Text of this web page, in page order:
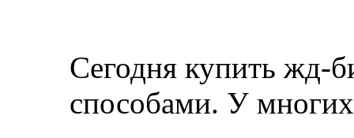
Сегодня купить жд-
способами. У